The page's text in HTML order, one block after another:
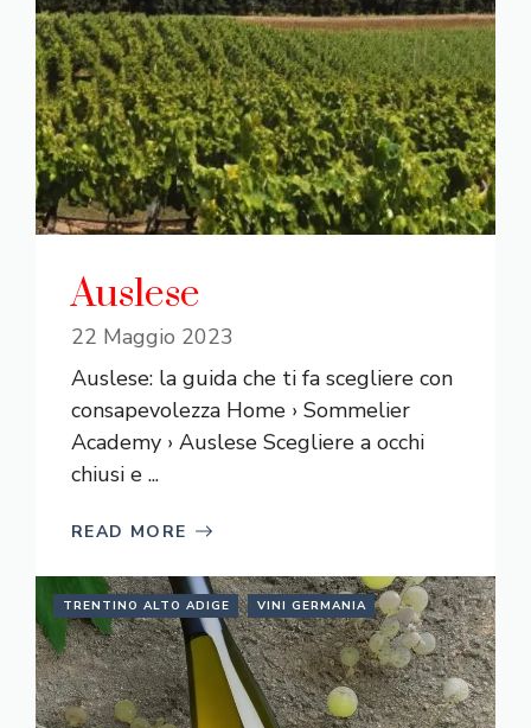
Auslese
22 Maggio 2023
Auslese: la guida che ti fa scegliere con
consapevolezza Home › Sommelier
Academy › Auslese Scegliere a occhi
chiusi e ...
READ MORE
TRENTINO ALTO ADIGE VINI GERMANIA